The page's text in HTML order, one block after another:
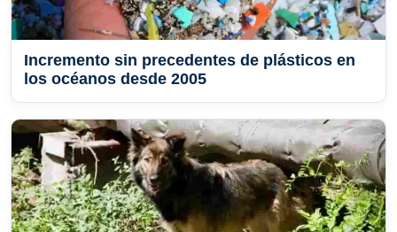
Incremento sin precedentes de plásticos en
los océanos desde 2005